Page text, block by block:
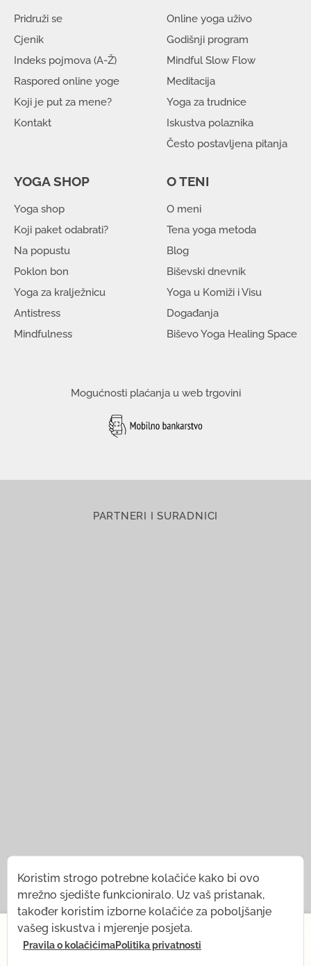
Pridruži se
Cjenik
Indeks pojmova (A-Ž)
Raspored online yoge
Koji je put za mene?
Kontakt
Online yoga uživo
Godišnji program
Mindful Slow Flow
Meditacija
Yoga za trudnice
Iskustva polaznika
Često postavljena pitanja
YOGA SHOP
Yoga shop
Koji paket odabrati?
Na popustu
Poklon bon
Yoga za kralježnicu
Antistress
Mindfulness
O TENI
O meni
Tena yoga metoda
Blog
Biševski dnevnik
Yoga u Komiži i Visu
Događanja
Biševo Yoga Healing Space
Mogućnosti plaćanja u web trgovini
PARTNERI I SURADNICI
© 2021 — 2026Tena Rebernjak.
43.0440° N | 16.0893° E
Programirao od Stjepan Tafra
Od 1. srpnja na kratko mijenjam ritam — dolazi mi
Koristim strogo potrebne kolačiće kako bi ovo
mrežno sjedište funkcioniralo. Uz vaš pristanak,
također koristim izborne kolačiće za poboljšanje
vašeg iskustva i mjerenje posjeta.
Pravila o kolačićimaPolitika privatnosti